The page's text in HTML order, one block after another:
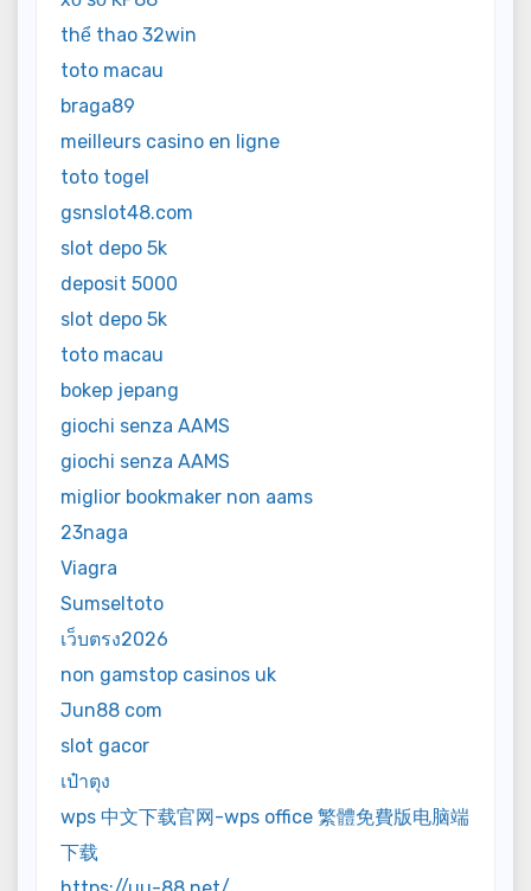
thể thao 32win
toto macau
braga89
meilleurs casino en ligne
toto togel
gsnslot48.com
slot depo 5k
deposit 5000
slot depo 5k
toto macau
bokep jepang
giochi senza AAMS
giochi senza AAMS
miglior bookmaker non aams
23naga
Viagra
Sumseltoto
เว็บตรง2026
non gamstop casinos uk
Jun88 com
slot gacor
เป๋าตุง
wps 中文下载官网-wps office 繁體免費版电脑端
下载